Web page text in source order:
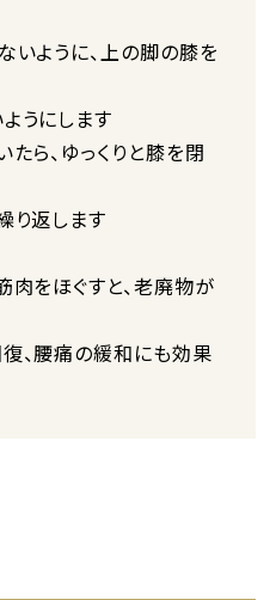
いように、上の脚の膝を
うにします
ら、ゆっくりと膝を閉
り返します
肉をほぐすと、老廃物が
、腰痛の緩和にも効果